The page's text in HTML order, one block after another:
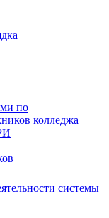
по
колледжа
системы